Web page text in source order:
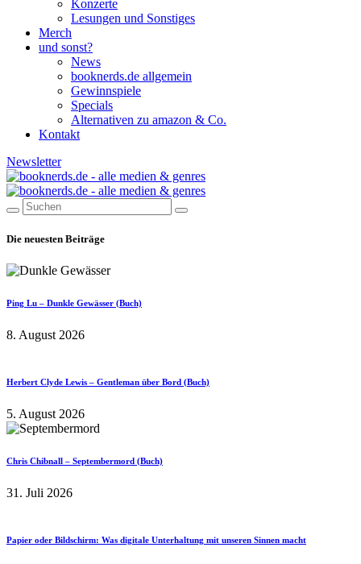
Konzerte
Lesungen und Sonstiges
Merch
und sonst?
News
booknerds.de allgemein
Gewinnspiele
Specials
Alternativen zu amazon & Co.
Kontakt
Newsletter
Die neuesten Beiträge
Ping Lu – Dunkle Gewässer (Buch)
8. August 2026
Herbert Clyde Lewis – Gentleman über Bord (Buch)
5. August 2026
Chris Chibnall – Septembermord (Buch)
31. Juli 2026
Papier oder Bildschirm: Was digitale Unterhaltung mit unseren Sinnen macht